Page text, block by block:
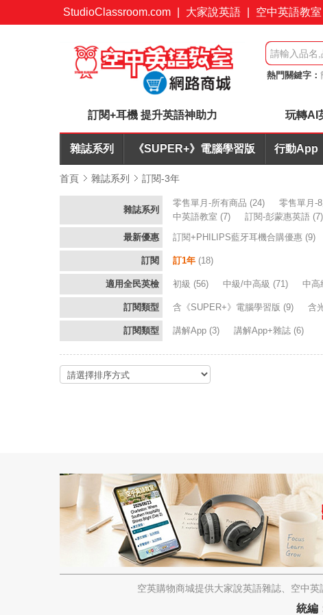
StudioClassroom.com 大家說英語 空中英語教室
熱門關鍵字：
訂閱+耳機 提升英語神助力 玩轉AI
雜誌系列 《SUPER+》電腦學習版 行動App
首頁 雜誌系列 訂閱-3年
雜誌系列
零售單月-所有商品 (24) 零售單月-
中英語教室 (7) 訂閱-彭蒙惠英語 (7)
最新優惠
訂閱+PHILIPS藍牙耳機合購優惠 (9)
訂閱 訂1年 (18)
適用全民英檢 初級 (56) 中級/中高級 (71) 中高
訂閱類型 含《SUPER+》電腦學習版 (9) 含
訂閱類型 講解App (3) 講解App+雜誌 (6)
空英購物商城提供大家說英語雜誌、空中
統編